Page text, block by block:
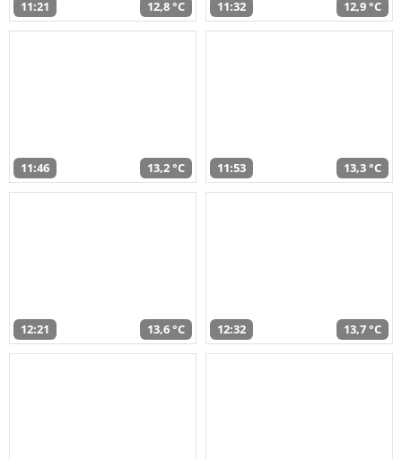
11:21 12,8 °C 11:32 12,9 °C
11:46 13,2 °C 11:53 13,3 °C
12:21 13,6 °C 12:32 13,7 °C